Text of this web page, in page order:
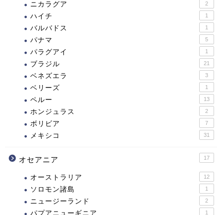
ニカラグア 2
ハイチ 1
バルバドス 1
パナマ 5
パラグアイ 1
ブラジル 21
ベネズエラ 3
ベリーズ 1
ペルー 13
ホンジュラス 2
ボリビア 7
メキシコ 31
オセアニア 17
オーストラリア 12
ソロモン諸島 1
ニュージーランド 2
パプアニューギニア 1